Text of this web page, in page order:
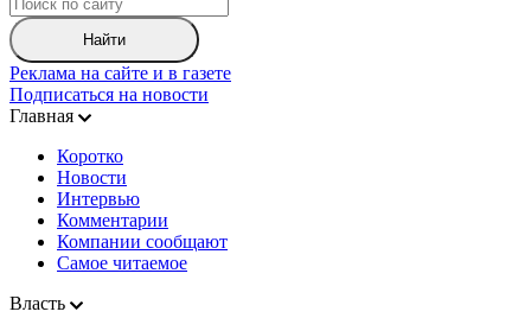
Найти
Реклама на сайте и в газете
Подписаться на новости
Главная
Коротко
Новости
Интервью
Комментарии
Компании сообщают
Самое читаемое
Власть